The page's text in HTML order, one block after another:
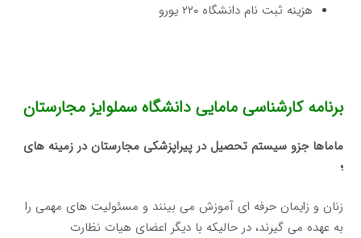
هزینه ثبت نام دانشگاه ۲۲۰ یورو
برنامه کارشناسی مامایی دانشگاه سملوایز مجارستان
ماماها جزو سیستم تحصیل در پیراپزشکی مجارستان در زمینه های
؛
زنان و زایمان حرفه ای آموزش می بینند و مسئولیت های مهمی را
به عهده می گیرند، در حالیکه با دیگر اعضای هیات نظارت